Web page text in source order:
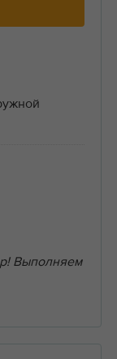
Выполняем